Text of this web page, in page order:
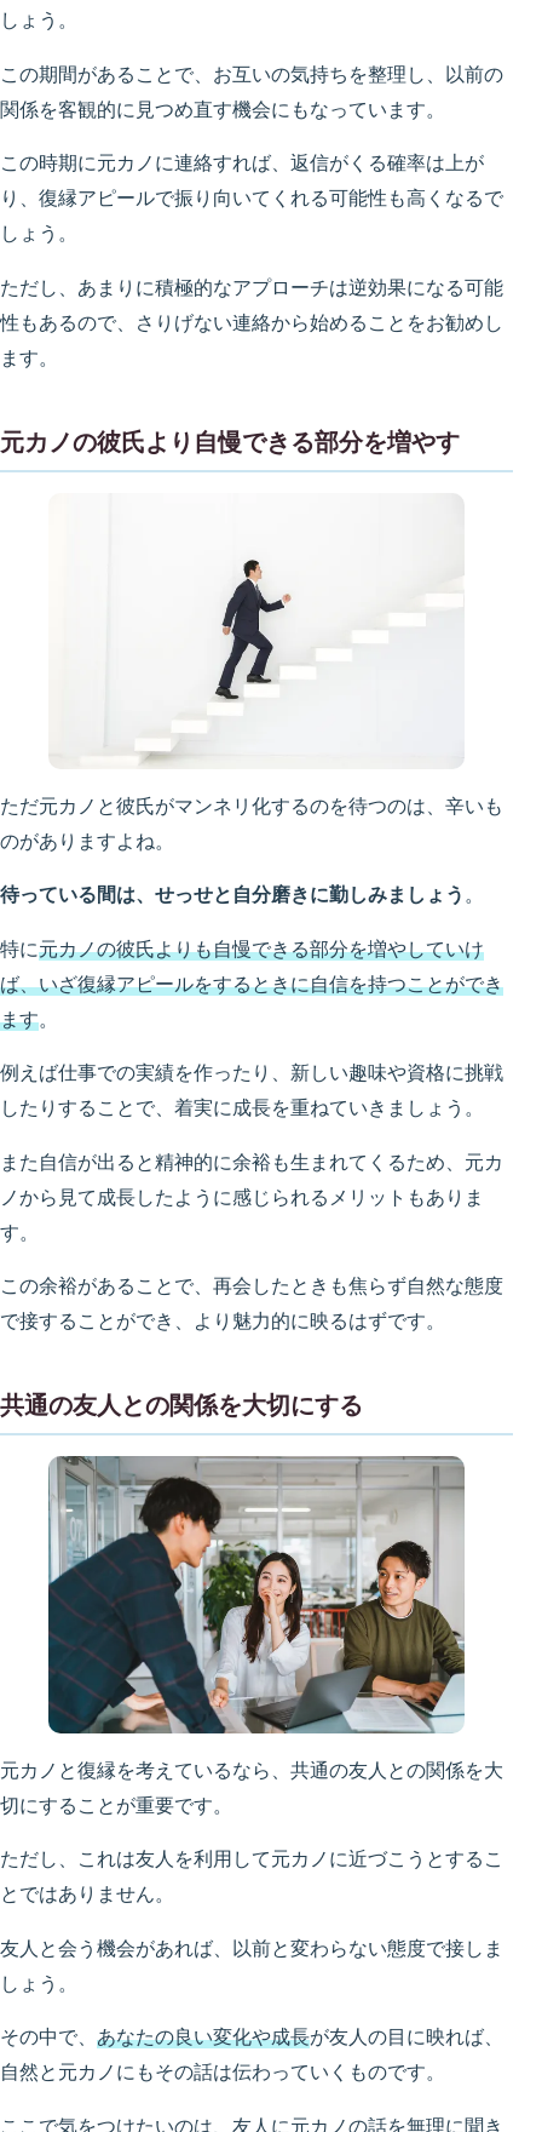
しょう。
この期間があることで、お互いの気持ちを整理し、以前の
関係を客観的に見つめ直す機会にもなっています。
この時期に元カノに連絡すれば、返信がくる確率は上が
り、復縁アピールで振り向いてくれる可能性も高くなるで
しょう。
ただし、あまりに積極的なアプローチは逆効果になる可能
性もあるので、さりげない連絡から始めることをお勧めし
ます。
元カノの彼氏より自慢できる部分を増やす
ただ元カノと彼氏がマンネリ化するのを待つのは、辛いも
のがありますよね。
待っている間は、せっせと自分磨きに勤しみましょう 。
特に元カノの彼氏よりも自慢できる部分を増やしていけ
ば、いざ復縁アピールをするときに自信を持つことができ
ます。
例えば仕事での実績を作ったり、新しい趣味や資格に挑戦
したりすることで、着実に成長を重ねていきましょう。
また自信が出ると精神的に余裕も生まれてくるため、元カ
ノから見て成長したように感じられるメリットもありま
す。
この余裕があることで、再会したときも焦らず自然な態度
で接することができ、より魅力的に映るはずです。
共通の友人との関係を大切にする
元カノと復縁を考えているなら、共通の友人との関係を大
切にすることが重要です。
ただし、これは友人を利用して元カノに近づこうとするこ
とではありません。
友人と会う機会があれば、以前と変わらない態度で接しま
しょう。
その中で、 あなたの良い変化や成長が友人の目に映れば、
自然と元カノにもその話は伝わっていくものです。
ここで気をつけたいのは、友人に元カノの話を無理に聞き